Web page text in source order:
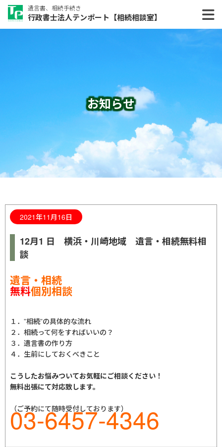
遺言書、相続手続き
行政書士法人テンポート【相続相談室】
お知らせ
2021年11月16日
12月1 日 横浜・川崎地域 遺言・相続無料相
談
遺言・相続
無料個別相談
１．”相続”の具体的な流れ
２．相続って何をすればいいの？
３．遺言書の作り方
４．生前にしておくべきこと
こうしたお悩みついてお気軽にご相談ください！
無料出張にて対応致します。
（ご予約にて随時受付しております）
03-6457-4346